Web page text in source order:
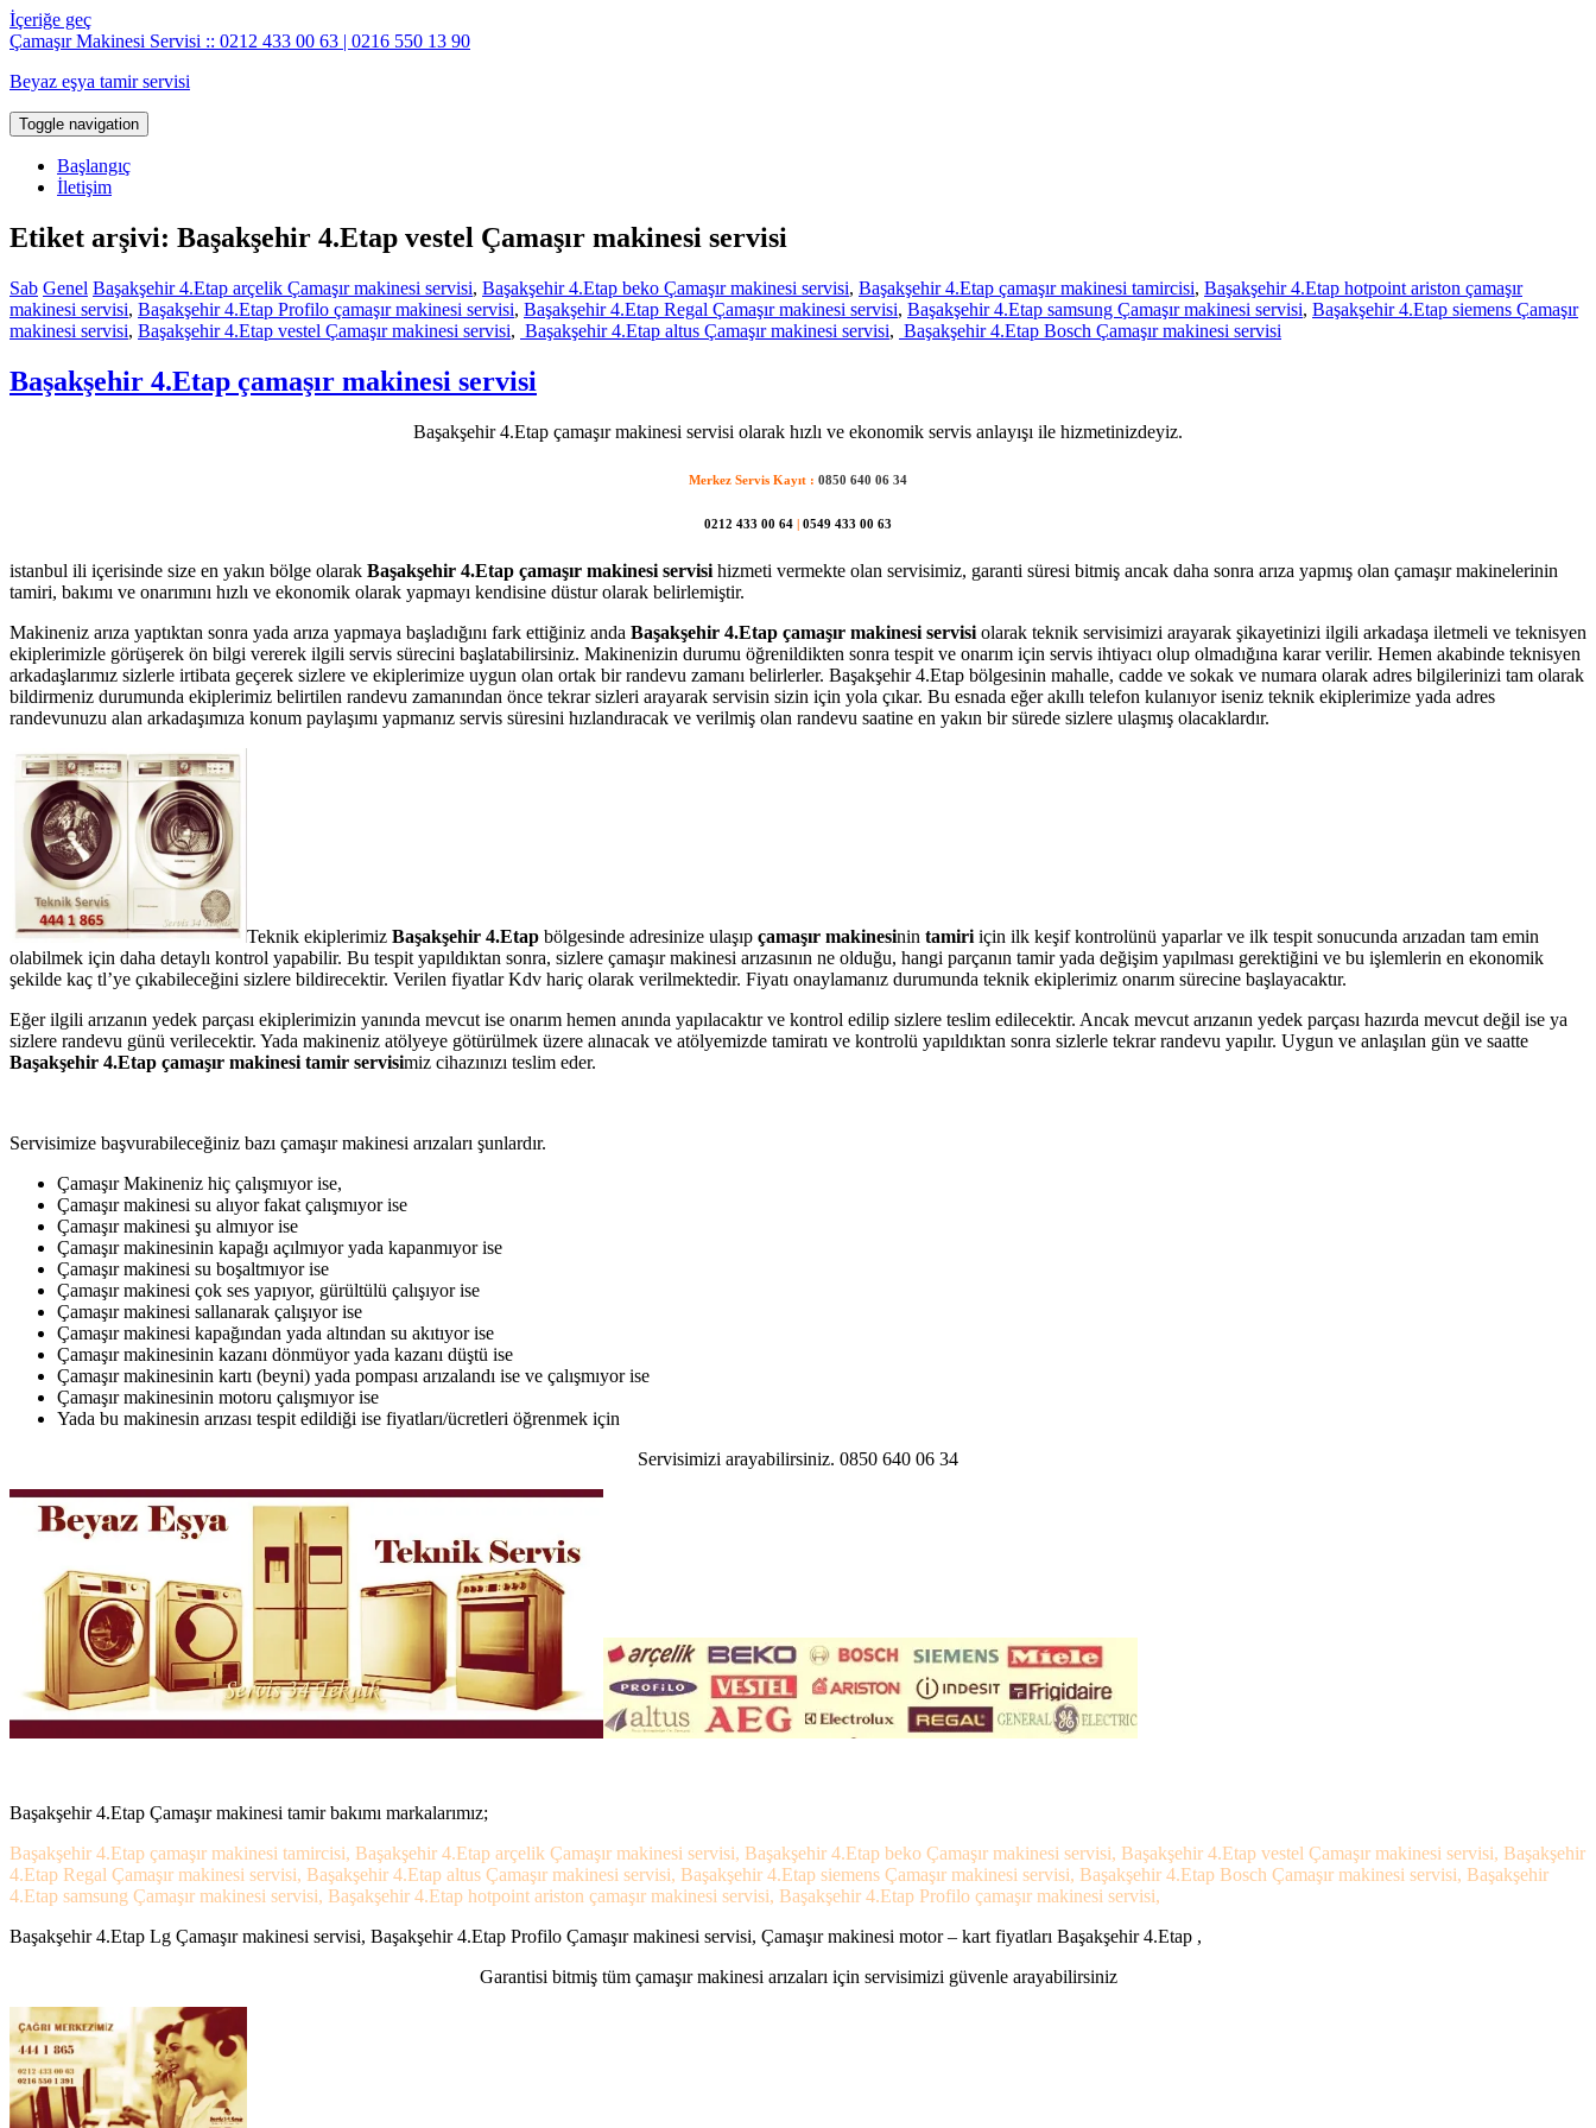
İçeriğe geç
Çamaşır Makinesi Servisi :: 0212 433 00 63 | 0216 550 13 90
Beyaz eşya tamir servisi
Toggle navigation
Başlangıç
İletişim
Etiket arşivi: Başakşehir 4.Etap vestel Çamaşır makinesi servisi
Sab Genel Başakşehir 4.Etap arçelik Çamaşır makinesi servisi, Başakşehir 4.Etap beko Çamaşır makinesi servisi, Başakşehir 4.Etap çamaşır makinesi tamircisi, Başakşehir 4.Etap hotpoint ariston çamaşır
makinesi servisi, Başakşehir 4.Etap Profilo çamaşır makinesi servisi, Başakşehir 4.Etap Regal Çamaşır makinesi servisi, Başakşehir 4.Etap samsung Çamaşır makinesi servisi, Başakşehir 4.Etap siemens Çamaşır
makinesi servisi, Başakşehir 4.Etap vestel Çamaşır makinesi servisi, Başakşehir 4.Etap altus Çamaşır makinesi servisi, Başakşehir 4.Etap Bosch Çamaşır makinesi servisi
Başakşehir 4.Etap çamaşır makinesi servisi
Başakşehir 4.Etap çamaşır makinesi servisi olarak hızlı ve ekonomik servis anlayışı ile hizmetinizdeyiz.
Merkez Servis Kayıt : 0850 640 06 34
0212 433 00 64 | 0549 433 00 63
istanbul ili içerisinde size en yakın bölge olarak Başakşehir 4.Etap çamaşır makinesi servisi hizmeti vermekte olan servisimiz, garanti süresi bitmiş ancak daha sonra arıza yapmış olan çamaşır makinelerinin
tamiri, bakımı ve onarımını hızlı ve ekonomik olarak yapmayı kendisine düstur olarak belirlemiştir.
Makineniz arıza yaptıktan sonra yada arıza yapmaya başladığını fark ettiğiniz anda Başakşehir 4.Etap çamaşır makinesi servisi olarak teknik servisimizi arayarak şikayetinizi ilgili arkadaşa iletmeli ve teknisyen
ekiplerimizle görüşerek ön bilgi vererek ilgili servis sürecini başlatabilirsiniz. Makinenizin durumu öğrenildikten sonra tespit ve onarım için servis ihtiyacı olup olmadığına karar verilir. Hemen akabinde teknisyen
arkadaşlarımız sizlerle irtibata geçerek sizlere ve ekiplerimize uygun olan ortak bir randevu zamanı belirlerler. Başakşehir 4.Etap bölgesinin mahalle, cadde ve sokak ve numara olarak adres bilgilerinizi tam olarak
bildirmeniz durumunda ekiplerimiz belirtilen randevu zamanından önce tekrar sizleri arayarak servisin sizin için yola çıkar. Bu esnada eğer akıllı telefon kulanıyor iseniz teknik ekiplerimize yada adres
randevunuzu alan arkadaşımıza konum paylaşımı yapmanız servis süresini hızlandıracak ve verilmiş olan randevu saatine en yakın bir sürede sizlere ulaşmış olacaklardır.
Teknik ekiplerimiz Başakşehir 4.Etap bölgesinde adresinize ulaşıp çamaşır makinesinin tamiri için ilk keşif kontrolünü yaparlar ve ilk tespit sonucunda arızadan tam emin
olabilmek için daha detaylı kontrol yapabilir. Bu tespit yapıldıktan sonra, sizlere çamaşır makinesi arızasının ne olduğu, hangi parçanın tamir yada değişim yapılması gerektiğini ve bu işlemlerin en ekonomik
şekilde kaç tl’ye çıkabileceğini sizlere bildirecektir. Verilen fiyatlar Kdv hariç olarak verilmektedir. Fiyatı onaylamanız durumunda teknik ekiplerimiz onarım sürecine başlayacaktır.
Eğer ilgili arızanın yedek parçası ekiplerimizin yanında mevcut ise onarım hemen anında yapılacaktır ve kontrol edilip sizlere teslim edilecektir. Ancak mevcut arızanın yedek parçası hazırda mevcut değil ise ya
sizlere randevu günü verilecektir. Yada makineniz atölyeye götürülmek üzere alınacak ve atölyemizde tamiratı ve kontrolü yapıldıktan sonra sizlerle tekrar randevu yapılır. Uygun ve anlaşılan gün ve saatte
Başakşehir 4.Etap çamaşır makinesi tamir servisimiz cihazınızı teslim eder.
Servisimize başvurabileceğiniz bazı çamaşır makinesi arızaları şunlardır.
Çamaşır Makineniz hiç çalışmıyor ise,
Çamaşır makinesi su alıyor fakat çalışmıyor ise
Çamaşır makinesi şu almıyor ise
Çamaşır makinesinin kapağı açılmıyor yada kapanmıyor ise
Çamaşır makinesi su boşaltmıyor ise
Çamaşır makinesi çok ses yapıyor, gürültülü çalışıyor ise
Çamaşır makinesi sallanarak çalışıyor ise
Çamaşır makinesi kapağından yada altından su akıtıyor ise
Çamaşır makinesinin kazanı dönmüyor yada kazanı düştü ise
Çamaşır makinesinin kartı (beyni) yada pompası arızalandı ise ve çalışmıyor ise
Çamaşır makinesinin motoru çalışmıyor ise
Yada bu makinesin arızası tespit edildiği ise fiyatları/ücretleri öğrenmek için
Servisimizi arayabilirsiniz. 0850 640 06 34
Başakşehir 4.Etap Çamaşır makinesi tamir bakımı markalarımız;
Başakşehir 4.Etap çamaşır makinesi tamircisi, Başakşehir 4.Etap arçelik Çamaşır makinesi servisi, Başakşehir 4.Etap beko Çamaşır makinesi servisi, Başakşehir 4.Etap vestel Çamaşır makinesi servisi, Başakşehir
4.Etap Regal Çamaşır makinesi servisi, Başakşehir 4.Etap altus Çamaşır makinesi servisi, Başakşehir 4.Etap siemens Çamaşır makinesi servisi, Başakşehir 4.Etap Bosch Çamaşır makinesi servisi, Başakşehir
4.Etap samsung Çamaşır makinesi servisi, Başakşehir 4.Etap hotpoint ariston çamaşır makinesi servisi, Başakşehir 4.Etap Profilo çamaşır makinesi servisi,
Başakşehir 4.Etap Lg Çamaşır makinesi servisi, Başakşehir 4.Etap Profilo Çamaşır makinesi servisi, Çamaşır makinesi motor – kart fiyatları Başakşehir 4.Etap ,
Garantisi bitmiş tüm çamaşır makinesi arızaları için servisimizi güvenle arayabilirsiniz